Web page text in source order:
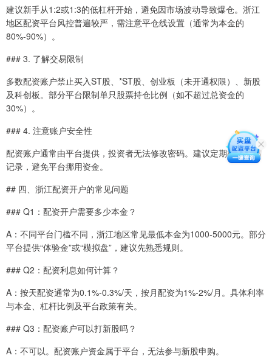
建议新手从1:2或1:3的低杠杆开始，避免因市场波动导致爆仓。浙江
地区配资平台风控普遍较严，需注意平仓线设置（通常为本金的
80%-90%）。
### 3. 了解交易限制
多数配资账户禁止买入ST股、*ST股、创业板（未开通权限）、新股
及科创板。部分平台限制单只股票持仓比例（如不超过总资金的
30%）。
### 4. 注意账户安全性
配资账户通常由平台提供，投资者无法修改密码。建议定期检查交易
记录，避免平台挪用资金。
## 四、浙江配资开户的常见问题
### Q1：配资开户需要多少本金？
A：不同平台门槛不同，浙江地区常见最低本金为1000-5000元。部分
平台提供“体验金”或“模拟盘”，建议先熟悉规则。
### Q2：配资利息如何计算？
A：按天配资通常为0.1%-0.3%/天，按月配资为1%-2%/月。具体利率
与本金、杠杆比例及平台政策有关。
### Q3：配资账户可以打新股吗？
A：不可以。配资账户资金属于平台，无法参与新股申购。